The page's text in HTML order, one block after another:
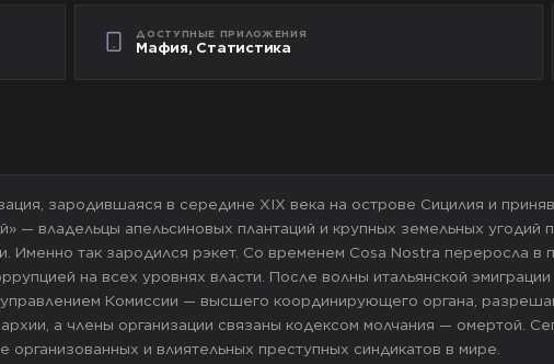
ДОСТУПНЫЕ ПРИЛОЖЕНИЯ
Мафия, Статистика
зародившаяся в середине XIX века на острове Сицилия и
— владельцы апельсиновых плантаций и крупных земельных
Именно так зародился рэкет. Со временем Cosa Nostra переросла
на всех уровнях власти. После волны итальянской
управлением Комиссии — высшего координирующего органа,
а члены организации связаны кодексом молчания — омертой.
и влиятельных преступных синдикатов в мире.